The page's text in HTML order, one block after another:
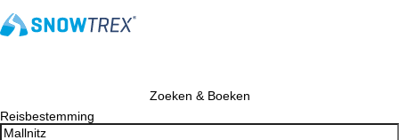
Zoeken & Boeken
Reisbestemming